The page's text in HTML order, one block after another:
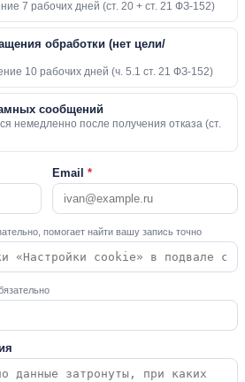
7 рабочих дней (ст. 20 + ст. 21 ФЗ-152)
обработки (нет цели/
10 рабочих дней (ч. 5.1 ст. 21 ФЗ-152)
сообщений
немедленно после получения отказа (ст.
Email *
помогает найти вашу запись точно